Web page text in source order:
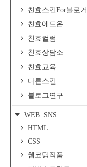
친효스킨For블로거
친효애드온
친효컬럼
친효상담소
친효교육
다른스킨
블로그연구
WEB_SNS
HTML
CSS
웹코딩작품